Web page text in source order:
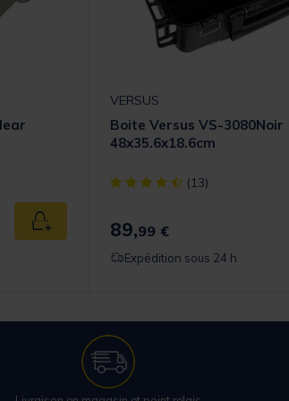
Ajouter au panier
VERSUS
Boite Versus VS-3080Noir
48x35.6x18.6cm
[object Object] out of 5
(13)
89,99 €
Expédition sous 24 h